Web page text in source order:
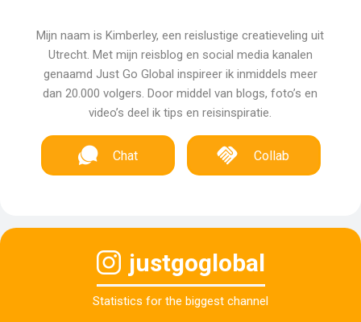
Mijn naam is Kimberley, een reislustige creatieveling uit
Utrecht. Met mijn reisblog en social media kanalen
genaamd Just Go Global inspireer ik inmiddels meer
dan 20.000 volgers. Door middel van blogs, foto’s en
video’s deel ik tips en reisinspiratie.
Chat Collab
justgoglobal
Statistics for the biggest channel